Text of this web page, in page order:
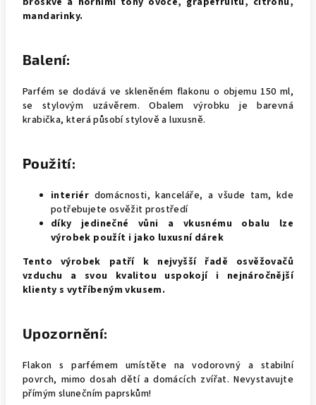
mandarinky.
Balení:
Parfém se dodává ve skleněném flakonu o objemu 150 ml,
se stylovým uzávěrem. Obalem výrobku je barevná
krabička, která působí stylově a luxusně.
Použití:
interiér domácnosti, kanceláře, a všude tam, kde
potřebujete osvěžit prostředí
díky jedinečné vůni a vkusnému obalu lze
výrobek použít i jako luxusní dárek
Tento výrobek patří k nejvyšší řadě osvěžovačů
vzduchu a svou kvalitou uspokojí i nejnáročnější
klienty s vytříbeným vkusem.
Upozornění:
Flakon s parfémem umístěte na vodorovný a stabilní
povrch, mimo dosah dětí a domácích zvířat. Nevystavujte
přímým slunečním paprskům!